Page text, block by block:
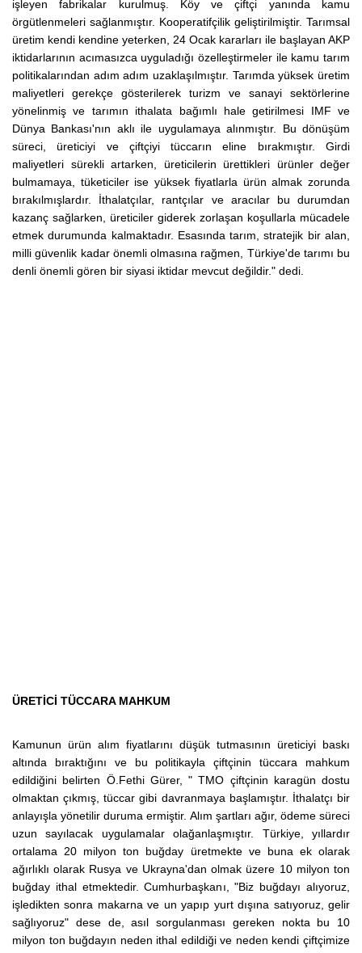
işleyen fabrikalar kurulmuş. Köy ve çiftçi yanında kamu
örgütlenmeleri sağlanmıştır. Kooperatifçilik geliştirilmiştir. Tarımsal
üretim kendi kendine yeterken, 24 Ocak kararları ile başlayan AKP
iktidarlarının acımasızca uyguladığı özelleştirmeler ile kamu tarım
politikalarından adım adım uzaklaşılmıştır. Tarımda yüksek üretim
maliyetleri gerekçe gösterilerek turizm ve sanayi sektörlerine
yönelinmiş ve tarımın ithalata bağımlı hale getirilmesi IMF ve
Dünya Bankası'nın aklı ile uygulamaya alınmıştır. Bu dönüşüm
süreci, üreticiyi ve çiftçiyi tüccarın eline bırakmıştır. Girdi
maliyetleri sürekli artarken, üreticilerin ürettikleri ürünler değer
bulmamaya, tüketiciler ise yüksek fiyatlarla ürün almak zorunda
bırakılmışlardır. İthalatçılar, rantçılar ve aracılar bu durumdan
kazanç sağlarken, üreticiler giderek zorlaşan koşullarla mücadele
etmek durumunda kalmaktadır. Esasında tarım, stratejik bir alan,
milli güvenlik kadar önemli olmasına rağmen, Türkiye'de tarımı bu
denli önemli gören bir siyasi iktidar mevcut değildir." dedi.
ÜRETİCİ TÜCCARA MAHKUM
Kamunun ürün alım fiyatlarını düşük tutmasının üreticiyi baskı
altında bıraktığını ve bu politikayla çiftçinin tüccara mahkum
edildiğini belirten Ö.Fethi Gürer, " TMO çiftçinin karagün dostu
olmaktan çıkmış, tüccar gibi davranmaya başlamıştır. İthalatçı bir
anlayışla yönetilir duruma ermiştir. Alım şartları ağır, ödeme süreci
uzun sayılacak uygulamalar olağanlaşmıştır. Türkiye, yıllardır
ortalama 20 milyon ton buğday üretmekte ve buna ek olarak
ağırlıklı olarak Rusya ve Ukrayna'dan olmak üzere 10 milyon ton
buğday ithal etmektedir. Cumhurbaşkanı, "Biz buğdayı alıyoruz,
işledikten sonra makarna ve un yapıp yurt dışına satıyoruz, gelir
sağlıyoruz" dese de, asıl sorgulanması gereken nokta bu 10
milyon ton buğdayın neden ithal edildiği ve neden kendi çiftçimize